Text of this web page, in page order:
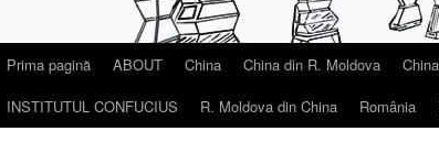
SariPrima pagină ABOUT China China din R. Moldova
INSTITUTUL CONFUCIUS
R. Moldova din China România